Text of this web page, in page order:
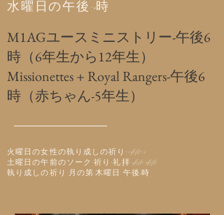
水曜日の午後-6時
M1AGユースミニストリー-午後6
時（6年生から12年生）
Missionettes + Royal Rangers-午後6
時（赤ちゃん-5年生）
火曜日の女性の執り成しの祈り-11AM-12
土曜日の午前のソーク-祈り+礼拝-6AM-8AM
執り成しの祈り-月の第1木曜日-午後6時